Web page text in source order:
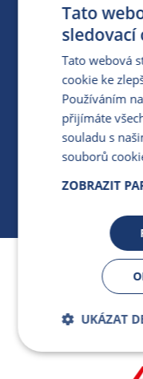
Jsme součástí
MÁM
Tato
sledovací
Tato webová
cookie ke
Používáním
přijímáte
souladu s
souborů
ZOBRAZIT
UKÁZAT
nutné